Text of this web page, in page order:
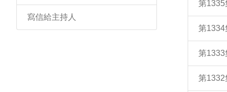
寫信給主持人
第1335
第1334
第1333
第1332